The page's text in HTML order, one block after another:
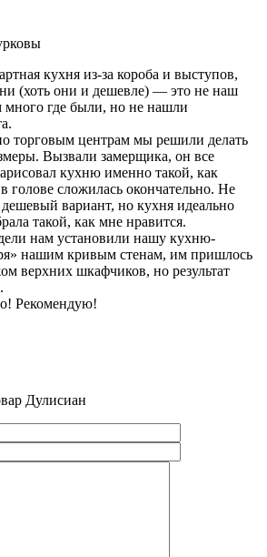
кухня из-за короба и выступов,
(хоть они и дешевле) — это не наш
где были, но не нашли
торговым центрам мы решили делать
Вызвали замерщика, он все
кухню именно такой, как
голове сложилась окончательно. Не
вариант, но кухня идеально
такой, как мне нравится.
нам установили нашу кухню-
нашим кривым стенам, им пришлось
верхних шкафчиков, но результат
Рекомендую!
Дулисиан